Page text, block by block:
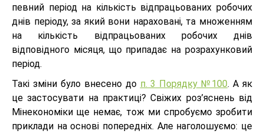
певний період на кількість відпрацьованих робочих
днів періоду, за який вони нараховані, та множенням
на кількість відпрацьованих робочих днів
відповідного місяця, що припадає на розрахунковий
період.
Такі зміни було внесено до п. 3 Порядку №100. А як
це застосувати на практиці? Свіжих роз’яснень від
Мінекономіки ще немає, тож ми спробуємо зробити
приклади на основі попередніх. Але наголошуємо: це